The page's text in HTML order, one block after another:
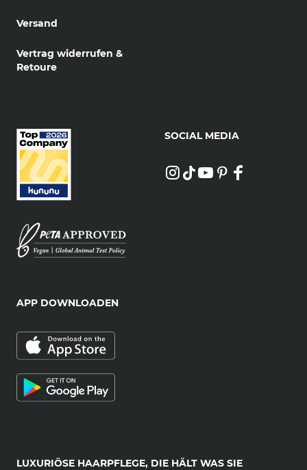
Versand
Vertrag widerrufen &
Retoure
LUXURIÖSE HAARPFLEGE, DIE HÄLT WAS SIE
SOCIAL MEDIA
APP DOWNLOADEN